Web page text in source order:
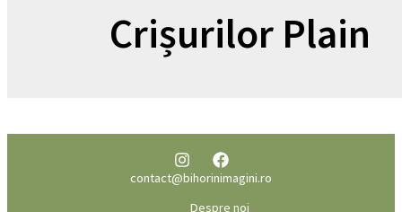
Crișurilor Plain
contact@bihorinimagini.ro
Despre noi